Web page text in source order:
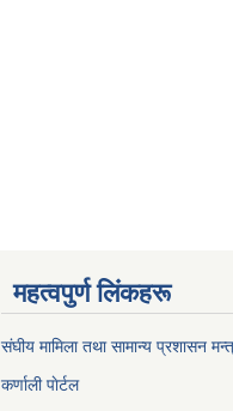
महत्वपुर्ण लिंकहरू
संघीय मामिला तथा सामान्य प्रशासन
कर्णाली पाेर्टल